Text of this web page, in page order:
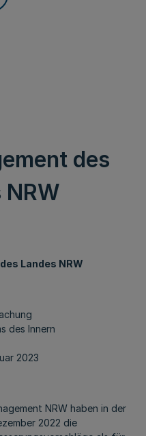
des
NRW
Landes NRW
des Innern
2023
NRW haben in der
2022 die